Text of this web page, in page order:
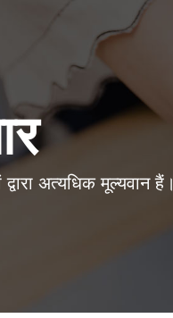
अत्यधिक मूल्यवान हैं।